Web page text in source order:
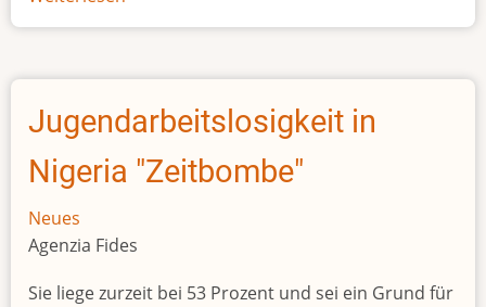
Afrikas
Größe
Jugendarbeitslosigkeit in
Nigeria "Zeitbombe"
Neues
Agenzia Fides
Sie liege zurzeit bei 53 Prozent und sei ein Grund für